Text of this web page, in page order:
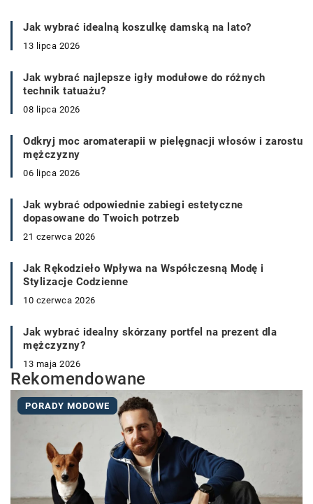
Jak wybrać idealną koszulkę damską na lato?
13 lipca 2026
Jak wybrać najlepsze igły modułowe do różnych
technik tatuażu?
08 lipca 2026
Odkryj moc aromaterapii w pielęgnacji włosów i zarostu
mężczyzny
06 lipca 2026
Jak wybrać odpowiednie zabiegi estetyczne
dopasowane do Twoich potrzeb
21 czerwca 2026
Jak Rękodzieło Wpływa na Współczesną Modę i
Stylizacje Codzienne
10 czerwca 2026
Jak wybrać idealny skórzany portfel na prezent dla
mężczyzny?
13 maja 2026
Rekomendowane
PORADY MODOWE